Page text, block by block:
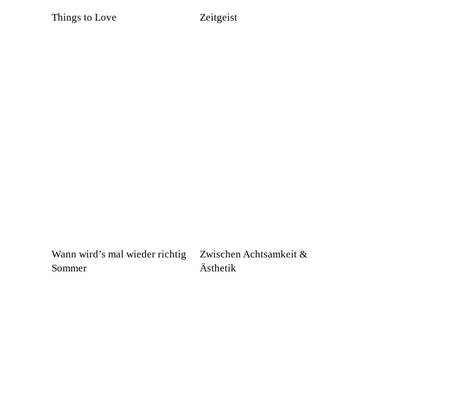
Things to Love Zeitgeist
Wann wird’s mal wieder richtig
Sommer
Zwischen Achtsamkeit &
Ästhetik